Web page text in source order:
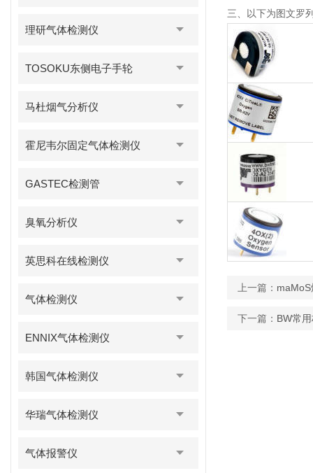
理研气体检测仪
TOSOKU东侧电子手轮
马杜烟气分析仪
霍尼韦尔固定气体检测仪
GASTEC检测管
臭氧分析仪
英思科在线检测仪
气体检测仪
ENNIX气体检测仪
韩国气体检测仪
华瑞气体检测仪
气体报警仪
三、以下为图文罗
上一篇：
下一篇： BW常